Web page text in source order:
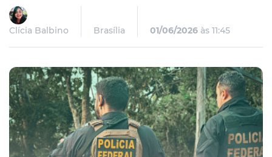
Clícia Balbino Brasília 01/06/2026 às 11:45